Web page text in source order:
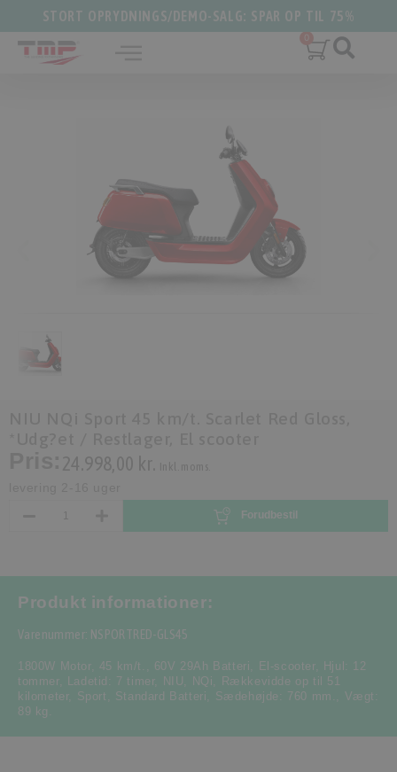
STORT OPRYDNINGS/DEMO-SALG: SPAR OP TIL 75%
Forudbestil
Produkt informationer:
Varenummer: NSPORTRED-GLS45
1800W Motor, 45 km/t. , 60V 29Ah Batteri, El-scooter,
Hjul: 12
tommer, Ladetid: 7 timer, NIU, NQi,
Rækkevidde op til 51
kilometer, Sport , Standard Batteri, Sædehøjde: 760 mm. , Vægt:
89 kg.